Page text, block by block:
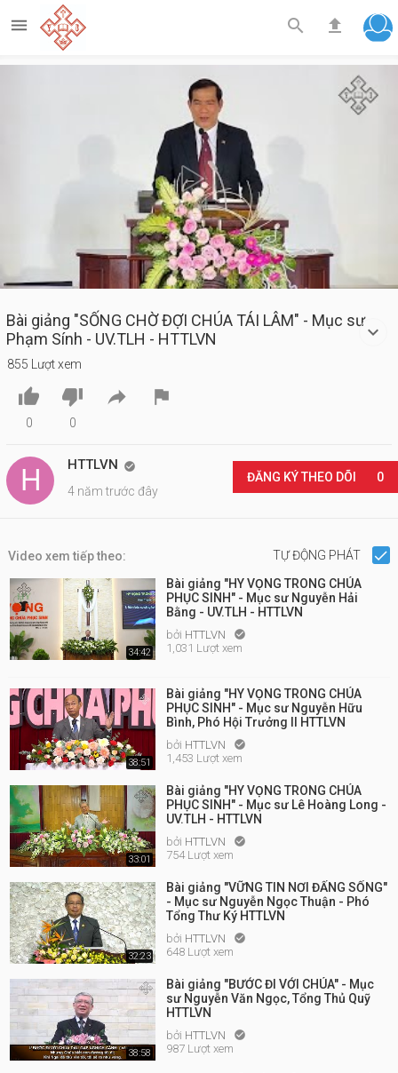
  
Play
Video
Bài giảng "SỐNG CHỜ ĐỢI CHÚA TÁI LÂM" - Mục sư
Phạm Sính - UV.TLH - HTTLVN
855 Lượt xem

0

0
 
HTTLVN 
4 năm trước đây
ĐĂNG KÝ THEO DÕI 0
Video xem tiếp theo: TỰ ĐỘNG PHÁT
34:42
Bài giảng "HY VỌNG TRONG CHÚA
PHỤC SINH" - Mục sư Nguyễn Hải
Bằng - UV.TLH - HTTLVN
bởi HTTLVN 
1,031 Lượt xem
38:51
Bài giảng "HY VỌNG TRONG CHÚA
PHỤC SINH" - Mục sư Nguyễn Hữu
Bình, Phó Hội Trưởng II HTTLVN
bởi HTTLVN 
1,453 Lượt xem
33:01
Bài giảng "HY VỌNG TRONG CHÚA
PHỤC SINH" - Mục sư Lê Hoàng Long -
UV.TLH - HTTLVN
bởi HTTLVN 
754 Lượt xem
32:23
Bài giảng "VỮNG TIN NƠI ĐẤNG SỐNG"
- Mục sư Nguyễn Ngọc Thuận - Phó
Tổng Thư Ký HTTLVN
bởi HTTLVN 
648 Lượt xem
38:58
Bài giảng "BƯỚC ĐI VỚI CHÚA" - Mục
sư Nguyễn Văn Ngọc, Tổng Thủ Quỹ
HTTLVN
bởi HTTLVN 
987 Lượt xem